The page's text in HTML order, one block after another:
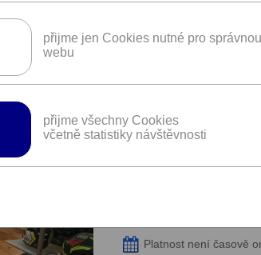
přijme jen Cookies nutné pro
webu
přijme všechny Cookies
včetně statistiky návštěvnosti
motorkáře v
Platnost není časově